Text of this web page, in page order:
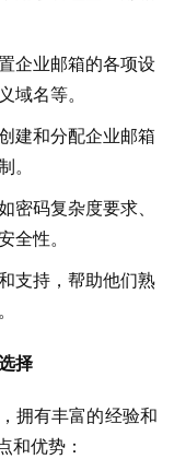
企业邮箱的各项设
域名等。
建和分配企业邮箱
。
密码复杂度要求、
全性。
支持，帮助他们熟
择
拥有丰富的经验和
和优势：